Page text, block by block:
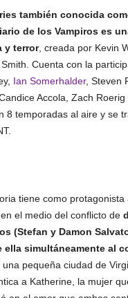
también conocida
de los Vampiros es
y terror, creada por Kevin
Cuenta con la
Ian Somerhalder, Steven
Accola, Zach Roerig
8 temporadas al aire y se
tiene como protagonista
el medio del conflicto de
(Stefan y Damon
ella simultáneamente al
pequeña ciudad de
a Katherine, la mujer